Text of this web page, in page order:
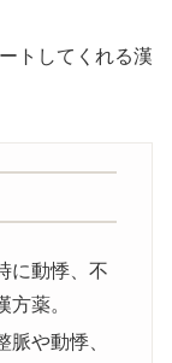
トしてくれる漢
に動悸、不
薬。
や動悸、